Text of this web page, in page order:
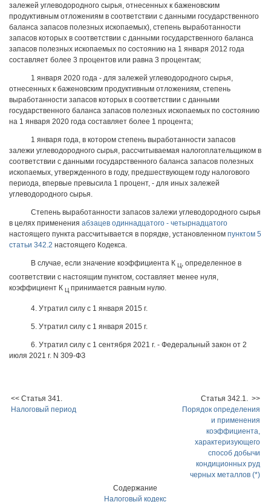
залежей углеводородного сырья, отнесенных к баженовским
продуктивным отложениям в соответствии с данными государственного
баланса запасов полезных ископаемых), степень выработанности
запасов которых в соответствии с данными государственного баланса
запасов полезных ископаемых по состоянию на 1 января 2012 года
составляет более 3 процентов или равна 3 процентам;
1 января 2020 года - для залежей углеводородного сырья,
отнесенных к баженовским продуктивным отложениям, степень
выработанности запасов которых в соответствии с данными
государственного баланса запасов полезных ископаемых по состоянию
на 1 января 2020 года составляет более 1 процента;
1 января года, в котором степень выработанности запасов
залежи углеводородного сырья, рассчитываемая налогоплательщиком в
соответствии с данными государственного баланса запасов полезных
ископаемых, утвержденного в году, предшествующем году налогового
периода, впервые превысила 1 процент, - для иных залежей
углеводородного сырья.
Степень выработанности запасов залежи углеводородного сырья
в целях применения абзацев одиннадцатого - четырнадцатого
настоящего пункта рассчитывается в порядке, установленном пунктом 5
статьи 342.2 настоящего Кодекса.
В случае, если значение коэффициента К Ц, определенное в
соответствии с настоящим пунктом, составляет менее нуля,
коэффициент К Ц принимается равным нулю.
4. Утратил силу с 1 января 2015 г.
5. Утратил силу с 1 января 2015 г.
6. Утратил силу с 1 сентября 2021 г. - Федеральный закон от 2
июля 2021 г. N 309-ФЗ
<< Статья 341.
Налоговый период
Статья 342.1. >>
Порядок определения
и применения
коэффициента,
характеризующего
способ добычи
кондиционных руд
черных металлов (*)
Содержание
Налоговый кодекс